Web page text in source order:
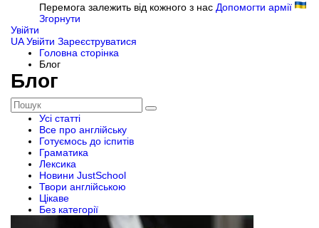
Перемога залежить від кожного з нас Допомогти армії
Згорнути
Увійти
UA Увійти Зареєструватися
Головна сторінка
Блог
Блог
Усі статті
Все про англійську
Готуємось до іспитів
Граматика
Лексика
Новини JustSchool
Твори англійською
Цікаве
Без категорії